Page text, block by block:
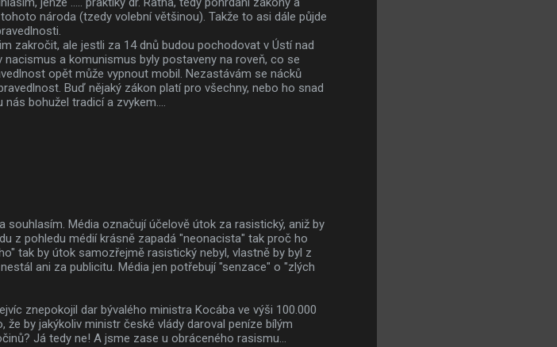
národa (tzedy volební většinou). Takže to asi dále půjde
zakročit, ale jestli za 14 dnů budou pochodovat v Ústí nad
a komunismus byly postaveny na roveň, co se
opět může vypnout mobil. Nezastávám se nácků
Buď nějaký zákon platí pro všechny, nebo ho snad
bohužel tradicí a zvykem....
Média označují účelově útok za rasistický, aniž by
z pohledu médií krásně zapadá "neonacista" tak proč ho
tak by útok samozřejmě rasistický nebyl, vlastně by byl z
ani za publicitu. Média jen potřebují "senzace" o "zlých
znepokojil dar bývalého ministra Kocába ve výši 100.000
by jakýkoliv ministr české vlády daroval peníze bílým
Já tedy ne! A jsme zase u obráceného rasismu...